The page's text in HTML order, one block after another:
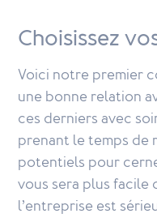
Choisissez
Voici notre premier
une bonne relation
ces derniers avec
prenant le temps de
potentiels pour
vous sera plus facile
l’entreprise est